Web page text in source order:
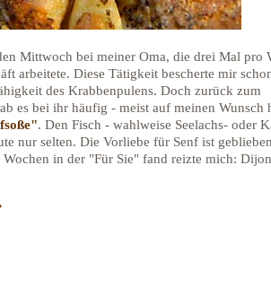
Mittwoch bei meiner Oma, die drei Mal pro
arbeitete. Diese Tätigkeit bescherte mir
des Krabbenpulens. Doch zurück zum
es bei ihr häufig - meist auf meinen Wunsch
. Den Fisch - wahlweise Seelachs- oder
nur selten. Die Vorliebe für Senf ist
Wochen in der "Für Sie" fand reizte mich: